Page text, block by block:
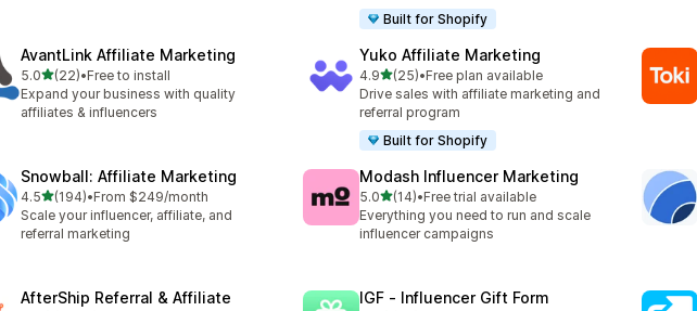
Built for Shopify
AvantLink Affiliate Marketing
5.0เต็ม 5 ดาว
(22)
ทั้งหมด 22 รีวิว
•Free to install
Expand your business with quality
affiliates & influencers
Yuko Affiliate Marketing
4.9เต็ม 5 ดาว
(25)
ทั้งหมด 25 รีวิว
•Free plan available
Drive sales with affiliate marketing and
referral program
Built for Shopify
Snowball: Affiliate Marketing
4.5เต็ม 5 ดาว
(194)
ทั้งหมด 194 รีวิว
•From $249/month
Scale your influencer, affiliate, and
referral marketing
Modash Influencer Marketing
5.0เต็ม 5 ดาว
(14)
ทั้งหมด 14 รีวิว
•Free trial available
Everything you need to run and scale
influencer campaigns
AfterShip Referral & Affiliate IGF ‑ Influencer Gift Form